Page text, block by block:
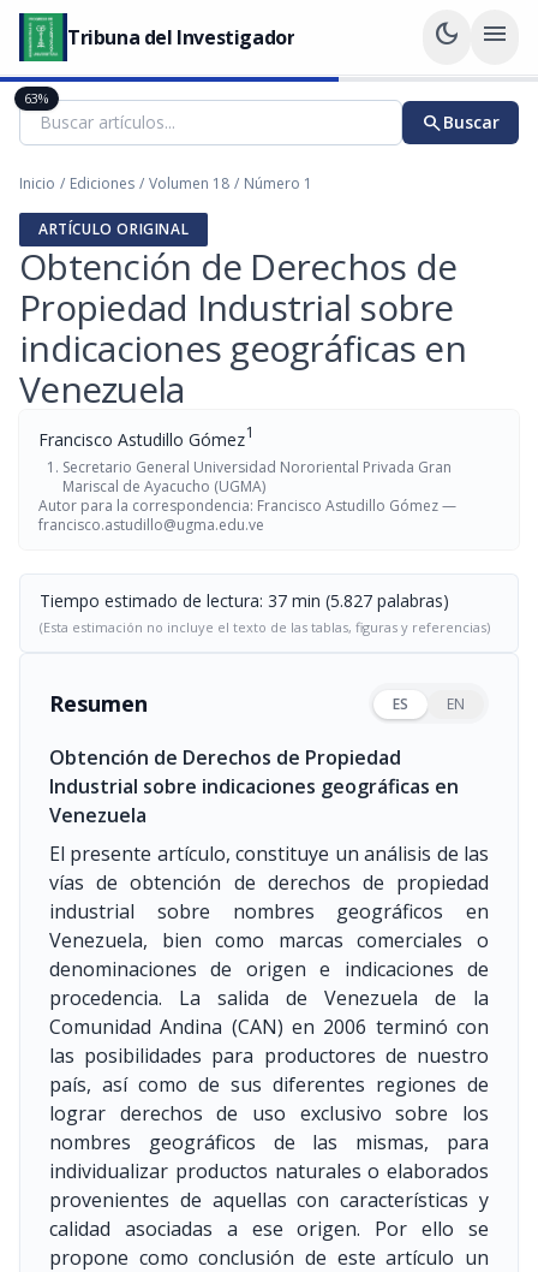
Tribuna del Investigador dark_mode menu
searchBuscar
Inicio / Ediciones / Volumen 18 / Número 1
ARTÍCULO ORIGINAL
Obtención de Derechos de
Propiedad Industrial sobre
indicaciones geográficas en
Venezuela
Francisco Astudillo Gómez1
Secretario General Universidad Nororiental Privada Gran
Mariscal de Ayacucho (UGMA)
Autor para la correspondencia: Francisco Astudillo Gómez —
francisco.astudillo@ugma.edu.ve
Tiempo estimado de lectura: 37 min (5.827 palabras)
(Esta estimación no incluye el texto de las tablas, figuras y referencias)
Resumen ES EN
Obtención de Derechos de Propiedad
Industrial sobre indicaciones geográficas en
Venezuela
El presente artículo, constituye un análisis de las
vías de obtención de derechos de propiedad
industrial sobre nombres geográficos en
Venezuela, bien como marcas comerciales o
denominaciones de origen e indicaciones de
procedencia. La salida de Venezuela de la
Comunidad Andina (CAN) en 2006 terminó con
las posibilidades para productores de nuestro
país, así como de sus diferentes regiones de
lograr derechos de uso exclusivo sobre los
nombres geográficos de las mismas, para
individualizar productos naturales o elaborados
provenientes de aquellas con características y
calidad asociadas a ese origen. Por ello se
propone como conclusión de este artículo un
63%